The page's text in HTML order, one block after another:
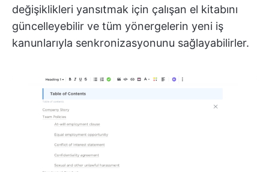
değişiklikleri yansıtmak için çalışan el kitabını
güncelleyebilir ve tüm yönergelerin yeni iş
kanunlarıyla senkronizasyonunu sağlayabilirler.